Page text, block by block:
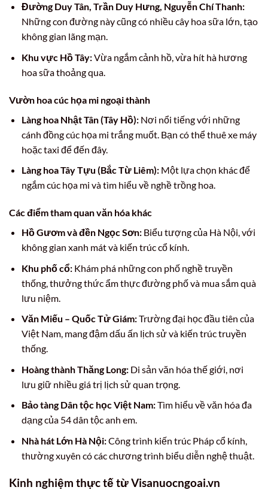
Đường Duy Tân, Trần Duy Hưng, Nguyễn Chí Thanh:
Những con đường này cũng có nhiều cây hoa sữa lớn, tạo
không gian lãng mạn.
Khu vực Hồ Tây:Vừa ngắm cảnh hồ, vừa hít hà hương
hoa sữa thoảng qua.
Vườn hoa cúc họa mi ngoại thành
Làng hoa Nhật Tân (Tây Hồ):Nơi nổi tiếng với những
cánh đồng cúc họa mi trắng muốt. Bạn có thể thuê xe máy
hoặc taxi để đến đây.
Làng hoa Tây Tựu (Bắc Từ Liêm):Một lựa chọn khác để
ngắm cúc họa mi và tìm hiểu về nghề trồng hoa.
Các điểm tham quan văn hóa khác
Hồ Gươm và đền Ngọc Sơn:Biểu tượng của Hà Nội, với
không gian xanh mát và kiến trúc cổ kính.
Khu phố cổ:Khám phá những con phố nghề truyền
thống, thưởng thức ẩm thực đường phố và mua sắm quà
lưu niệm.
Văn Miếu – Quốc Tử Giám:Trường đại học đầu tiên của
Việt Nam, mang đậm dấu ấn lịch sử và kiến trúc truyền
thống.
Hoàng thành Thăng Long:Di sản văn hóa thế giới, nơi
lưu giữ nhiều giá trị lịch sử quan trọng.
Bảo tàng Dân tộc học Việt Nam:Tìm hiểu về văn hóa đa
dạng của 54 dân tộc anh em.
Nhà hát Lớn Hà Nội:Công trình kiến trúc Pháp cổ kính,
thường xuyên có các chương trình biểu diễn nghệ thuật.
Kinh nghiệm thực tế từ Visanuocngoai.vn